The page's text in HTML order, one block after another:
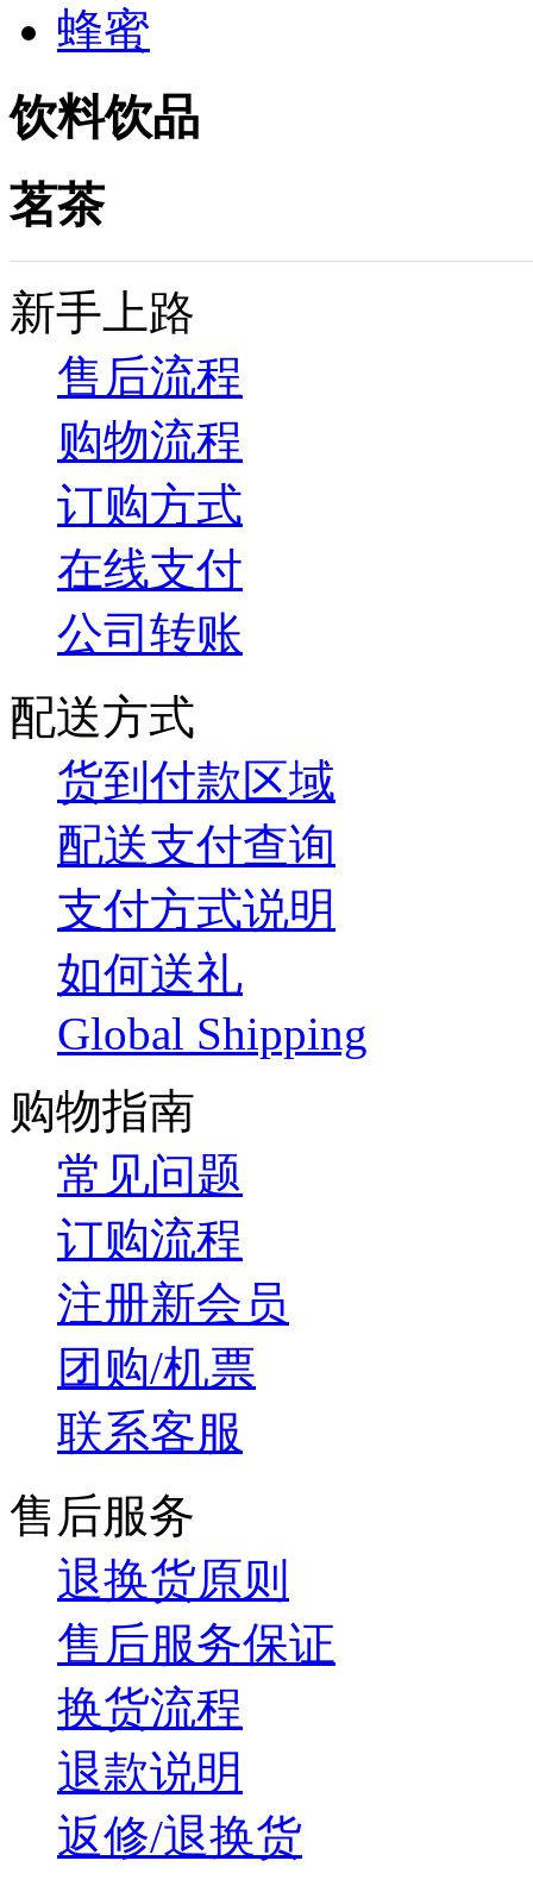
蜂蜜
饮料饮品
茗茶
新手上路
售后流程
购物流程
订购方式
在线支付
公司转账
配送方式
货到付款区域
配送支付查询
支付方式说明
如何送礼
Global Shipping
购物指南
常见问题
订购流程
注册新会员
团购/机票
联系客服
售后服务
退换货原则
售后服务保证
换货流程
退款说明
返修/退换货